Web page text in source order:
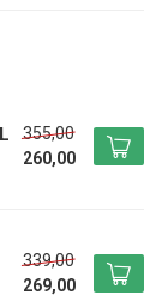
355,00
260,00
339,00
269,00